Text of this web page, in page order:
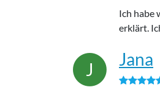
Ich habe
erklärt.
J Jana